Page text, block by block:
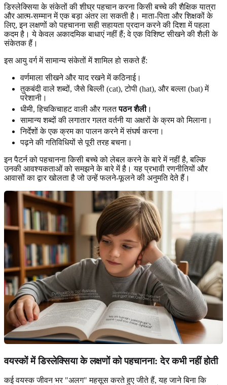
डिस्लेक्सिया के संकेतों की शीघ्र पहचान करना किसी बच्चे की शैक्षिक यात्रा
और आत्म-सम्मान में एक बड़ा अंतर ला सकती है। माता-पिता और शिक्षकों के
लिए, इन लक्षणों को पहचानना सही सहायता प्रदान करने की दिशा में पहला
कदम है। ये केवल अकादमिक बाधाएं नहीं हैं; वे एक विशिष्ट सीखने की शैली के
संकेतक हैं।
इस आयु वर्ग में सामान्य संकेतों में शामिल हो सकते हैं:
वर्णमाला सीखने और याद रखने में कठिनाई।
तुकबंदी वाले शब्दों, जैसे बिल्ली (cat), टोपी (hat), और बल्ला (bat) में
परेशानी।
धीमी, हिचकिचाहट वाली और गलतपठन शैली।
सामान्य शब्दों की लगातार गलत वर्तनी या अक्षरों के क्रम को मिलाना।
निर्देशों के एक क्रम का पालन करने में संघर्ष करना।
पढ़ने की गतिविधियों से पूरी तरह बचना।
इन पैटर्न को पहचानना किसी बच्चे को लेबल करने के बारे में नहीं है, बल्कि
उनकी आवश्यकताओं को समझने के बारे में है। यह प्रभावी रणनीतियों और
आवासों का द्वार खोलता है जो उन्हें फलने-फूलने की अनुमति देते हैं।
वयस्कों में डिस्लेक्सिया के लक्षणों को पहचानना: देर कभी नहीं होती
कई वयस्क जीवन भर "अलग" महसूस करते हुए जीते हैं, यह जाने बिना कि